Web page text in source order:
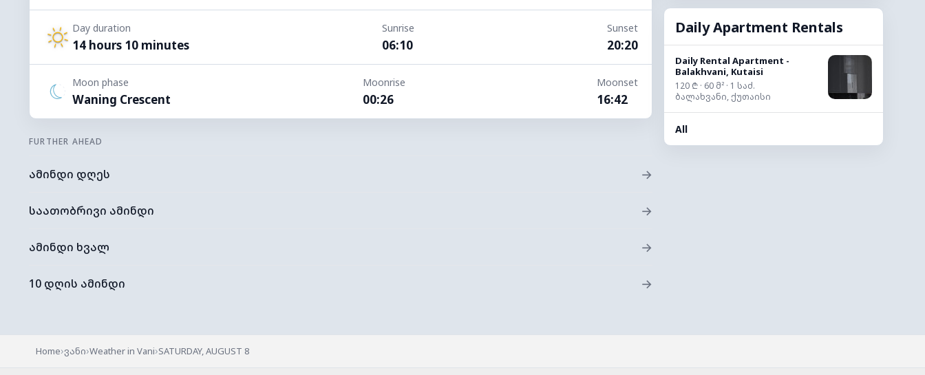
Day duration
14 hours 10 minutes
Sunrise
06:10
Sunset
20:20
Moon phase
Waning Crescent
Moonrise
00:26
Moonset
16:42
FURTHER AHEAD
ამინდი დღეს →
საათობრივი ამინდი →
ამინდი ხვალ →
10 დღის ამინდი →
Daily Apartment Rentals
Daily Rental Apartment -
Balakhvani, Kutaisi
120 ₾ · 60 მ² · 1 საძ.
ბალახვანი, ქუთაისი
All
Home›ვანი›Weather in Vani›SATURDAY, AUGUST 8